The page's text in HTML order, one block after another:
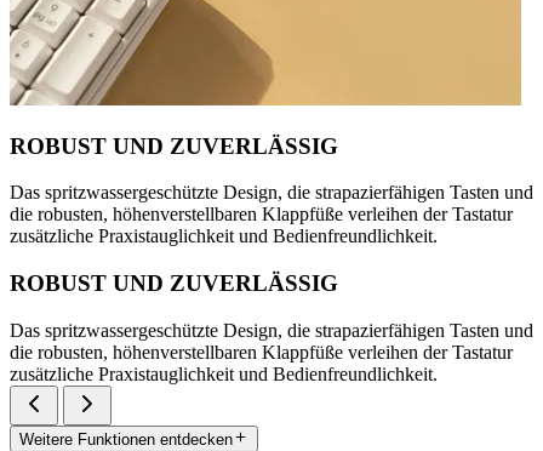
ROBUST UND ZUVERLÄSSIG
Das spritzwassergeschützte Design, die strapazierfähigen Tasten und
die robusten, höhenverstellbaren Klappfüße verleihen der Tastatur
zusätzliche Praxistauglichkeit und Bedienfreundlichkeit.
ROBUST UND ZUVERLÄSSIG
Das spritzwassergeschützte Design, die strapazierfähigen Tasten und
die robusten, höhenverstellbaren Klappfüße verleihen der Tastatur
zusätzliche Praxistauglichkeit und Bedienfreundlichkeit.
Weitere Funktionen entdecken